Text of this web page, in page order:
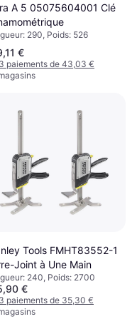
A 5 05075604001 Clé
290, Poids: 526
€
paiements de 43,03 €
Tools FMHT83552-1
Joint à Une Main
240, Poids: 2700
€
paiements de 35,30 €